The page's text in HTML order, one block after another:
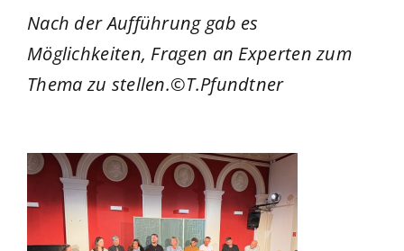
Nach der Aufführung gab es
Möglichkeiten, Fragen an Experten zum
Thema zu stellen.©T.Pfundtner